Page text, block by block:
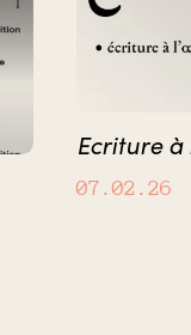
Ecriture
07.02.26